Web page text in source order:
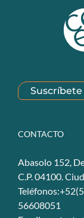
CONTACTO
Abasolo 152,
C.P. 04100.
56608051